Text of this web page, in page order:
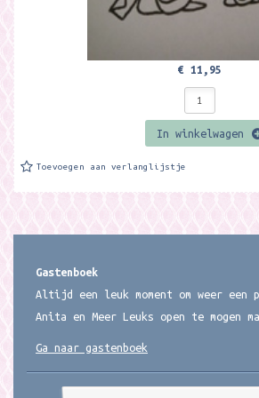
€ 11,95
In winkelwagen
Toevoegen aan verlanglijstje
Gastenboek
Altijd een leuk moment om weer een
Anita en Meer Leuks open te mogen
Ga naar gastenboek